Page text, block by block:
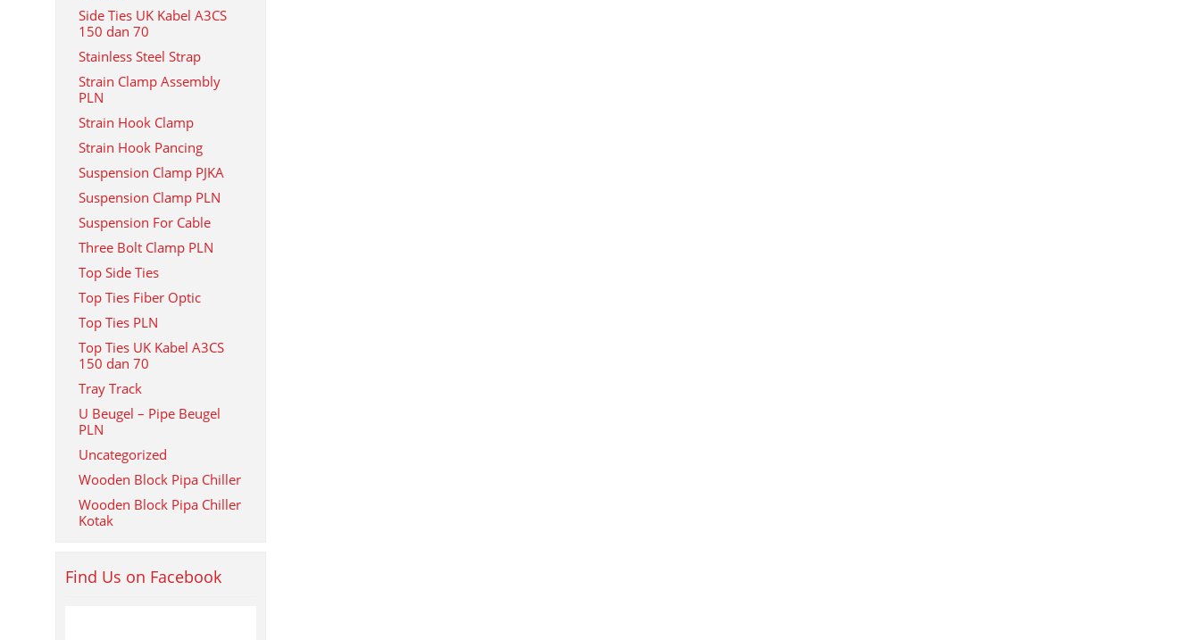
Side Ties UK Kabel A3CS
150 dan 70
Stainless Steel Strap
Strain Clamp Assembly
PLN
Strain Hook Clamp
Strain Hook Pancing
Suspension Clamp PJKA
Suspension Clamp PLN
Suspension For Cable
Three Bolt Clamp PLN
Top Side Ties
Top Ties Fiber Optic
Top Ties PLN
Top Ties UK Kabel A3CS
150 dan 70
Tray Track
U Beugel – Pipe Beugel
PLN
Uncategorized
Wooden Block Pipa Chiller
Wooden Block Pipa Chiller
Kotak
Find Us on Facebook